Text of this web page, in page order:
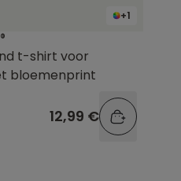
+1
t-shirt voor
bloemenprint
12,99 €